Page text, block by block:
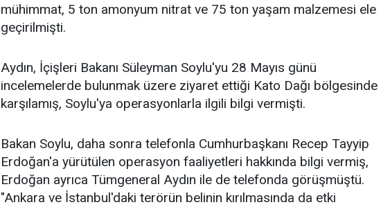
mühimmat, 5 ton amonyum nitrat ve 75 ton yaşam malzemesi ele
geçirilmişti.
Aydın, İçişleri Bakanı Süleyman Soylu'yu 28 Mayıs günü
incelemelerde bulunmak üzere ziyaret ettiği Kato Dağı bölgesinde
karşılamış, Soylu'ya operasyonlarla ilgili bilgi vermişti.
Bakan Soylu, daha sonra telefonla Cumhurbaşkanı Recep Tayyip
Erdoğan'a yürütülen operasyon faaliyetleri hakkında bilgi vermiş,
Erdoğan ayrıca Tümgeneral Aydın ile de telefonda görüşmüştü.
"Ankara ve İstanbul'daki terörün belinin kırılmasında da etki